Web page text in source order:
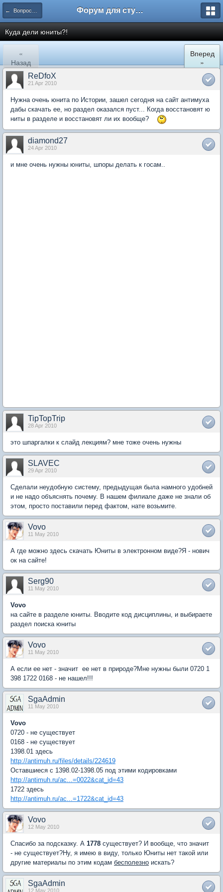
← Вопросы и ответы Форум для студента СГА
Куда дели юниты?!
«
Назад
Вперед
»
ReDfoX
21 Apr 2010
Нужна очень юнита по Истории, зашел сегодня на сайт антимуха
дабы скачать ее, но раздел оказался пуст... Когда восстановят ю
ниты в разделе и восстановят ли их вообще?
diamond27
24 Apr 2010
и мне очень нужны юниты, шпоры делать к госам..
TipTopTrip
28 Apr 2010
это шпаргалки к слайд лекциям? мне тоже очень нужны
SLAVEC
29 Apr 2010
Сделали неудобную систему, предыдущая была намного удобней
и не надо объяснять почему. В нашем филиале даже не знали об
этом, просто поставили перед фактом, нате возьмите.
Vovo
11 May 2010
А где можно здесь скачать Юниты в электронном виде?Я - нович
ок на сайте!
Serg90
11 May 2010
Vovo
на сайте в разделе юниты. Вводите код дисциплины, и выбираете
раздел поиска юниты
Vovo
11 May 2010
А если ее нет - значит ее нет в природе?Мне нужны были 0720 1
398 1722 0168 - не нашел!!!
SgaAdmin
11 May 2010
Vovo
0720 - не существует
0168 - не существует
1398.01 здесь
http://antimuh.ru/files/details/224619
Оставшиеся с 1398.02-1398.05 под этими кодировками
http://antimuh.ru/ac...=0022&cat_id=43
1722 здесь
http://antimuh.ru/ac...=1722&cat_id=43
Vovo
12 May 2010
Спасибо за подсказку. А 1778 существует? И вообще, что значит
- не существует?Ну, я имею в виду, только Юниты нет такой или
другие материалы по этим кодам бесполезно искать?
SgaAdmin
12 May 2010